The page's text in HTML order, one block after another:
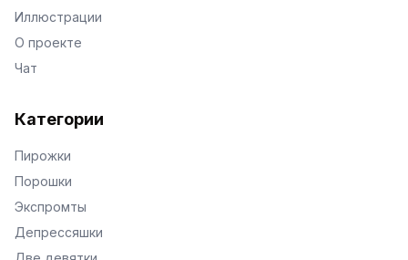
Иллюстрации
О проекте
Чат
Категории
Пирожки
Порошки
Экспромты
Депрессяшки